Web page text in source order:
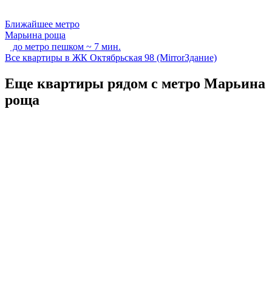
Ближайшее метро
Марьина роща
до метро пешком ~ 7 мин.
Все квартиры в ЖК Октябрьская 98 (MirrorЗдание)
Еще квартиры рядом с метро Марьина
роща